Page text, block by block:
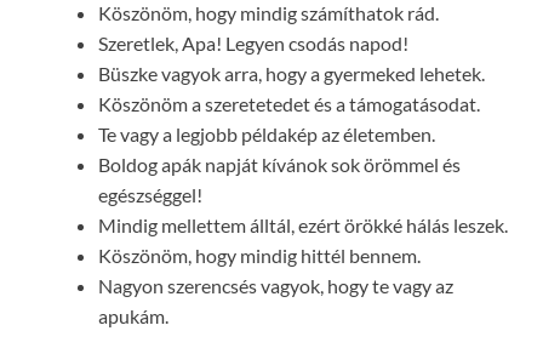
Köszönöm, hogy mindig számíthatok rád.
Szeretlek, Apa! Legyen csodás napod!
Büszke vagyok arra, hogy a gyermeked lehetek.
Köszönöm a szeretetedet és a támogatásodat.
Te vagy a legjobb példakép az életemben.
Boldog apák napját kívánok sok örömmel és
egészséggel!
Mindig mellettem álltál, ezért örökké hálás leszek.
Köszönöm, hogy mindig hittél bennem.
Nagyon szerencsés vagyok, hogy te vagy az
apukám.